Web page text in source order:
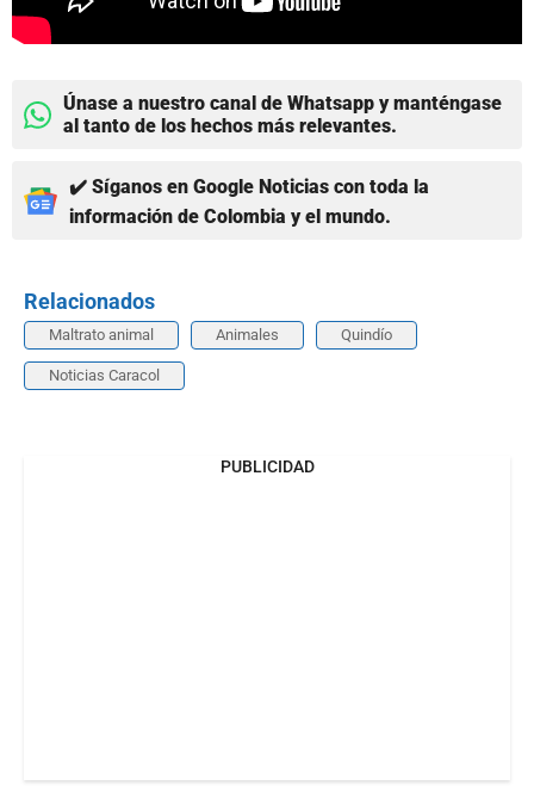
Únase a nuestro canal de Whatsapp y manténgase
al tanto de los hechos más relevantes.
✔️ Síganos en Google Noticias con toda la
información de Colombia y el mundo.
Relacionados
Maltrato animal Animales Quindío
Noticias Caracol
PUBLICIDAD